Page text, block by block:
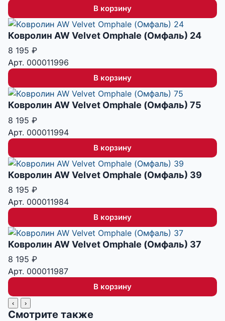
В корзину
Ковролин AW Velvet Omphale (Омфаль) 24
8 195 ₽
Арт. 000011996
В корзину
Ковролин AW Velvet Omphale (Омфаль) 75
8 195 ₽
Арт. 000011994
В корзину
Ковролин AW Velvet Omphale (Омфаль) 39
8 195 ₽
Арт. 000011984
В корзину
Ковролин AW Velvet Omphale (Омфаль) 37
8 195 ₽
Арт. 000011987
В корзину
‹ ›
Смотрите также